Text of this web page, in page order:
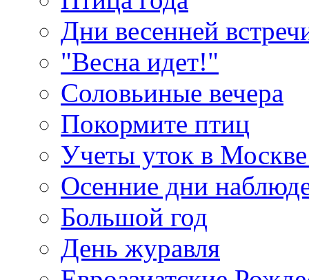
Дни весенней
"Весна идет!"
Соловьиные вечера
Покормите птиц
Учеты уток в
Осенние дни
Большой год
День журавля